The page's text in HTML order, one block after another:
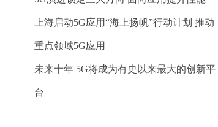
上海启动5G应用“海上扬帆”行动计划 推动
重点领域5G应用
未来十年 5G将成为有史以来最大的创新平
台